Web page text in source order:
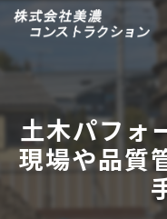
土木パフォ
現場や品質